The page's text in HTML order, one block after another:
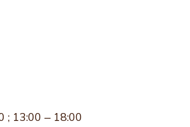
; 13:00 – 18:00